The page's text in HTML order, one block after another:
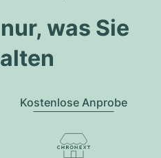
was Sie
Kostenlose Anprobe